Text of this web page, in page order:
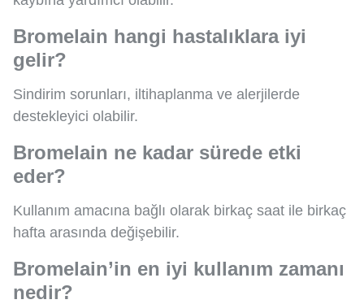
Bromelain hangi hastalıklara iyi
gelir?
Sindirim sorunları, iltihaplanma ve alerjilerde
destekleyici olabilir.
Bromelain ne kadar sürede etki
eder?
Kullanım amacına bağlı olarak birkaç saat ile birkaç
hafta arasında değişebilir.
Bromelain’in en iyi kullanım zamanı
nedir?